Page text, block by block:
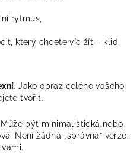
rytmus,
který chcete víc žít – klid,
. Jako obraz celého vašeho
tvořit.
být minimalistická nebo
Není žádná „správná“ verze.